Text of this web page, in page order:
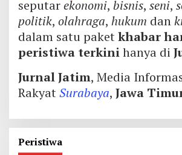
seputarekonomi, bisnis, seni,
politik, olahraga, hukum dan
dalam satu paketkhabar
peristiwa terkinihanya di
Jurnal Jatim, Media
RakyatSurabaya, Jawa
Peristiwa